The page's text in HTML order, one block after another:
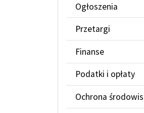
Ogłoszenia
Przetargi
Finanse
Podatki i opłaty
Ochrona